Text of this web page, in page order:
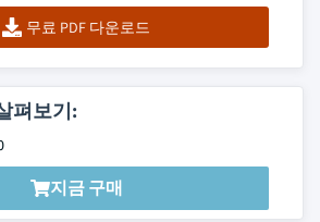
무료 PDF 다운로드
펴보기:
지금 구매